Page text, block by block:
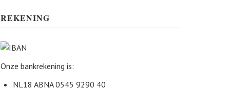
REKENING
Onze bankrekening is:
NL18 ABNA 0545 9290 40